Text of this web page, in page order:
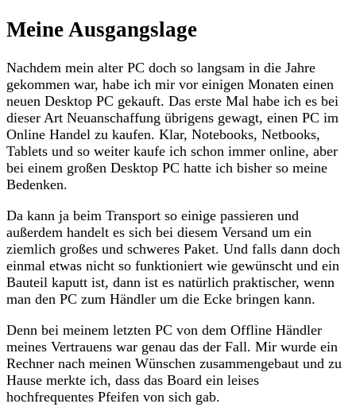
Meine Ausgangslage
Nachdem mein alter PC doch so langsam in die Jahre
gekommen war, habe ich mir vor einigen Monaten einen
neuen Desktop PC gekauft. Das erste Mal habe ich es bei
dieser Art Neuanschaffung übrigens gewagt, einen PC im
Online Handel zu kaufen. Klar, Notebooks, Netbooks,
Tablets und so weiter kaufe ich schon immer online, aber
bei einem großen Desktop PC hatte ich bisher so meine
Bedenken.
Da kann ja beim Transport so einige passieren und
außerdem handelt es sich bei diesem Versand um ein
ziemlich großes und schweres Paket. Und falls dann doch
einmal etwas nicht so funktioniert wie gewünscht und ein
Bauteil kaputt ist, dann ist es natürlich praktischer, wenn
man den PC zum Händler um die Ecke bringen kann.
Denn bei meinem letzten PC von dem Offline Händler
meines Vertrauens war genau das der Fall. Mir wurde ein
Rechner nach meinen Wünschen zusammengebaut und zu
Hause merkte ich, dass das Board ein leises
hochfrequentes Pfeifen von sich gab.